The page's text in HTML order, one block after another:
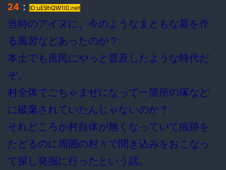
24 ： ID:uE9hQW1l0.net
当時のアイヌに、今のようなまともな墓を作
る風習などあったのか？
本土でも庶民にやっと普及したような時代だ
ぞ。
村全体でごちゃまぜになって一箇所の塚など
に破棄されていたんじゃないのか？
それどころか村自体が無くなっていて痕跡を
たどるのに周囲の村々で聞き込みをおこなっ
て探し発掘に行ったという話。